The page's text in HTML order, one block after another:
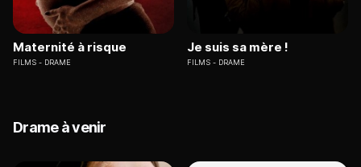
Maternité à risque
FILMS DRAME
Je suis sa mère !
FILMS DRAME
Drame à venir